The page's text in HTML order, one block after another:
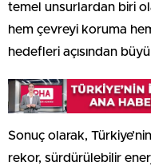
temel unsurlardan biri
hem çevreyi koruma
hedefleri açısından
Sonuç olarak,
rekor, sürdürülebilir